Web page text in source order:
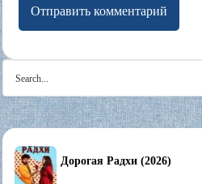
for:
Дорогая Радхи (2026)